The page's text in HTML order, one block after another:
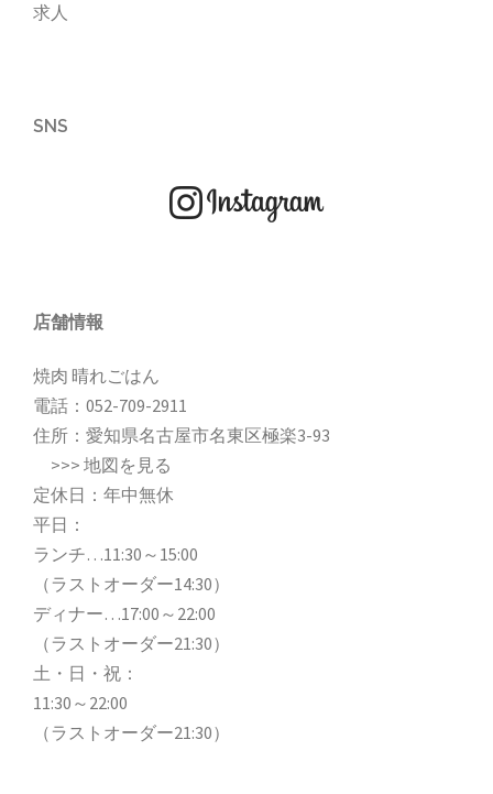
求人
SNS
店舗情報
焼肉 晴れごはん
電話： 052-709-2911
住所：愛知県名古屋市名東区極楽3-93
>>> 地図を見る
定休日：年中無休
平日：
ランチ…11:30～15:00
（ラストオーダー14:30）
ディナー…17:00～22:00
（ラストオーダー21:30）
土・日・祝：
11:30～22:00
（ラストオーダー21:30）